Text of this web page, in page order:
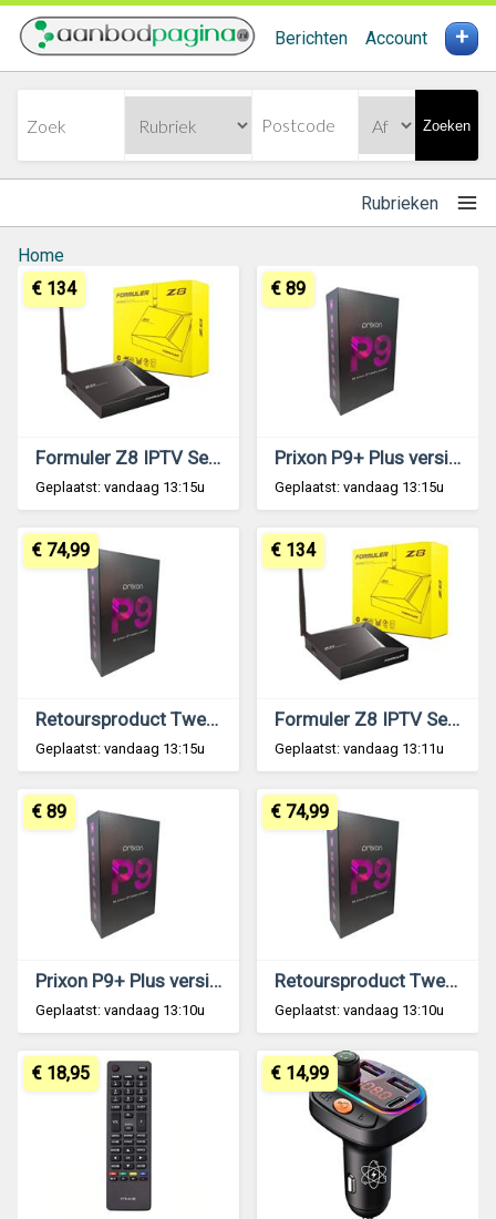
Berichten Account +
Zoeken
Rubrieken
Home
Formuler Z8 IPTV Set-Top Box
Geplaatst: vandaag 13:15u
€ 134
Prixon P9+ Plus versie IPTV Set Top Box
Geplaatst: vandaag 13:15u
€ 89
Retoursproduct Tweedekans: Prixon P9 IPTV Set Top Box
Geplaatst: vandaag 13:15u
€ 74,99
Formuler Z8 IPTV Set-Top Box
Geplaatst: vandaag 13:11u
€ 134
Prixon P9+ Plus versie IPTV Set Top Box
Geplaatst: vandaag 13:10u
€ 89
Retoursproduct Tweedekans: Prixon P9 IPTV Set Top Box
Geplaatst: vandaag 13:10u
€ 74,99
€ 18,95 € 14,99